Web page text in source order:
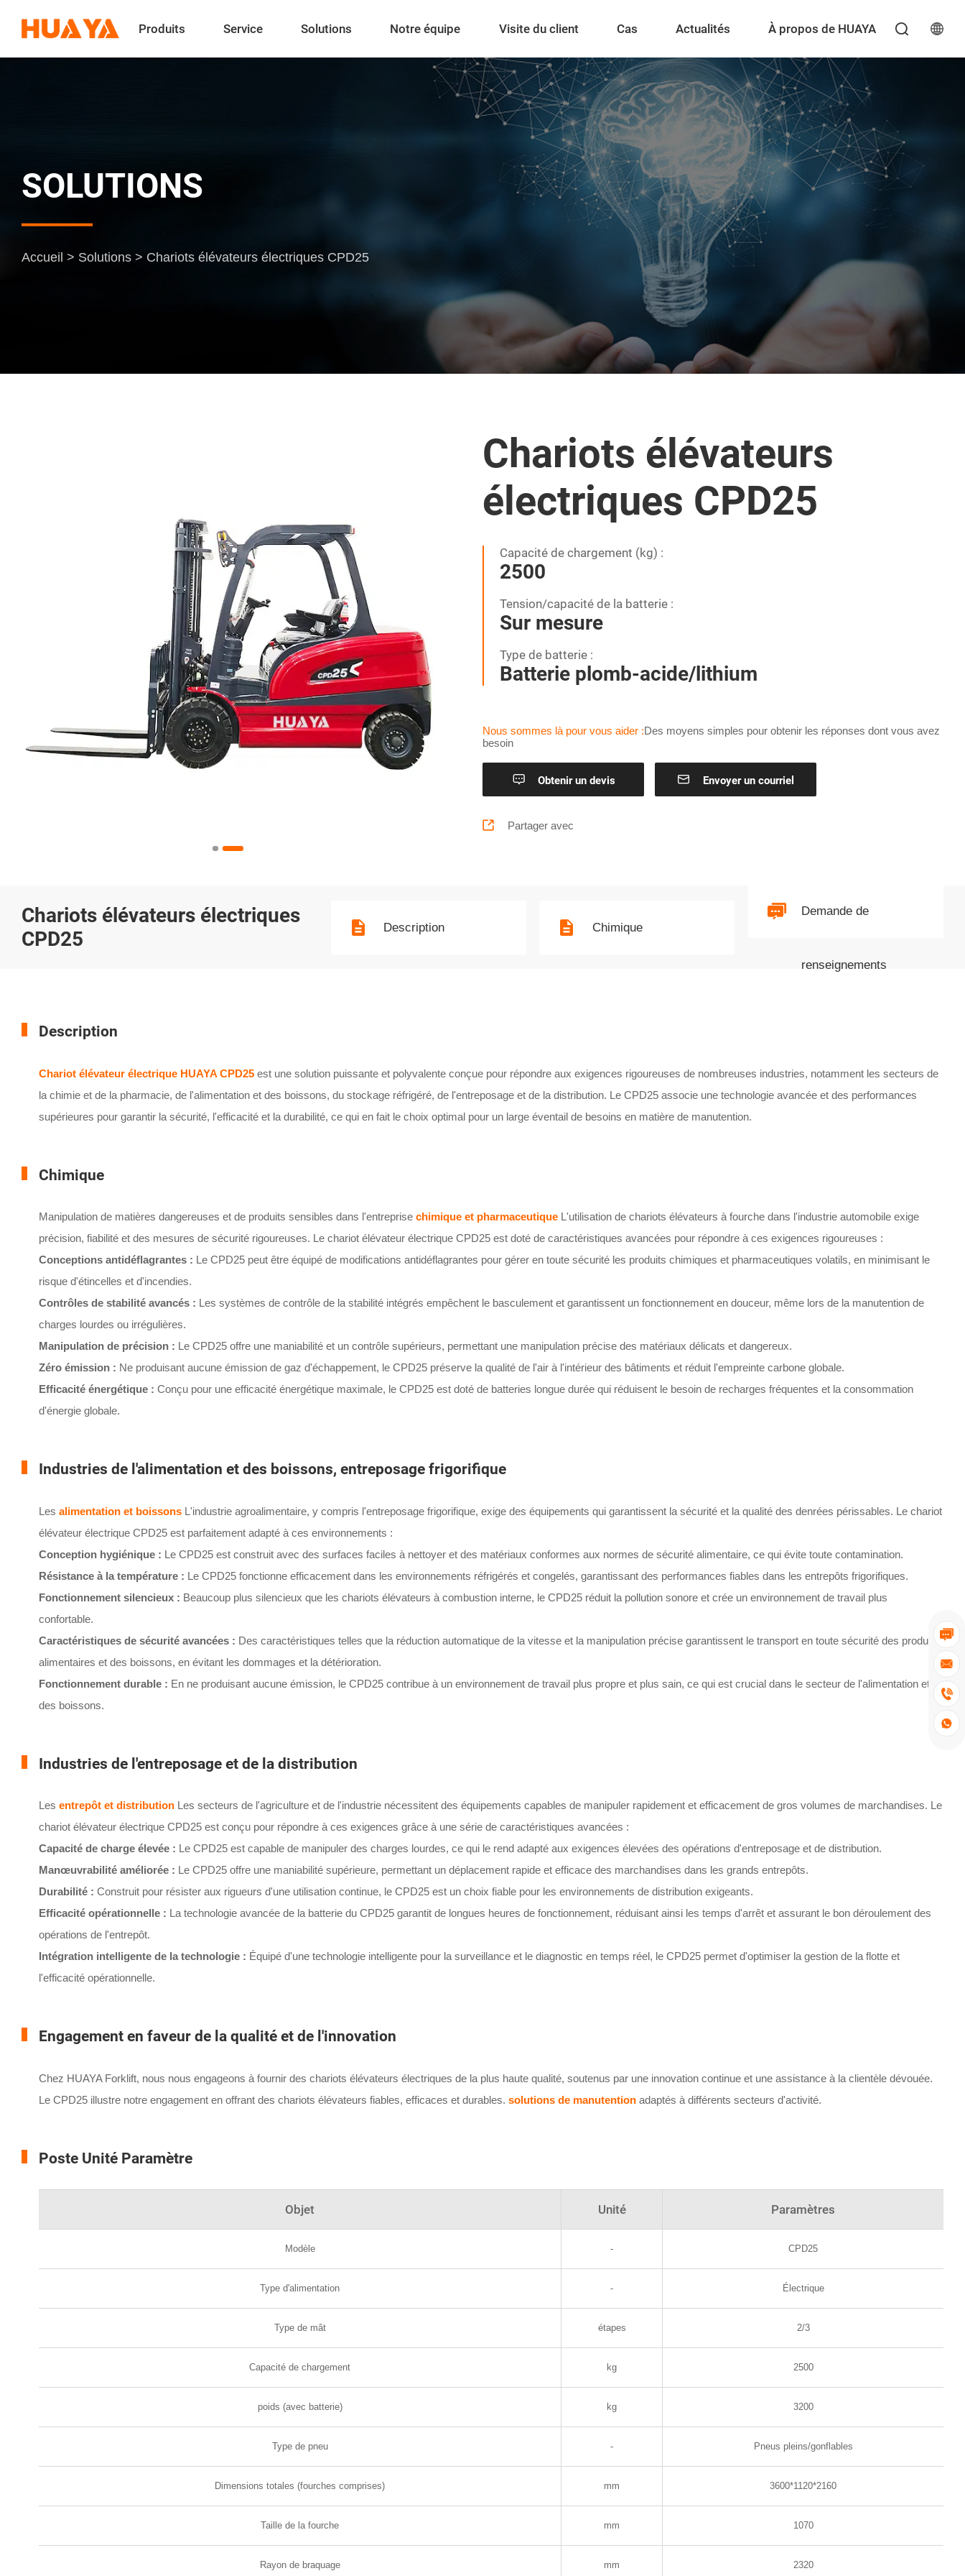
Produits Service Solutions Notre équipe Visite du client Cas Actualités À propos de HUAYA 




SOLUTIONS
Accueil > Solutions > Chariots élévateurs électriques CPD25
Chariots élévateurs
électriques CPD25
Capacité de chargement (kg) :
2500
Tension/capacité de la batterie :
Sur mesure
Type de batterie :
Batterie plomb-acide/lithium
Nous sommes là pour vous aider :Des moyens simples pour obtenir les réponses dont vous avez
besoin
 Obtenir un devis  Envoyer un courriel
 Partager avec
Chariots élévateurs électriques
CPD25
Description Chimique
Demande de
renseignements
Description
Chariot élévateur électrique HUAYA CPD25 est une solution puissante et polyvalente conçue pour répondre aux exigences rigoureuses de nombreuses industries, notamment les secteurs de
la chimie et de la pharmacie, de l'alimentation et des boissons, du stockage réfrigéré, de l'entreposage et de la distribution. Le CPD25 associe une technologie avancée et des performances
supérieures pour garantir la sécurité, l'efficacité et la durabilité, ce qui en fait le choix optimal pour un large éventail de besoins en matière de manutention.
Chimique
Manipulation de matières dangereuses et de produits sensibles dans l'entreprise chimique et pharmaceutique L'utilisation de chariots élévateurs à fourche dans l'industrie automobile exige
précision, fiabilité et des mesures de sécurité rigoureuses. Le chariot élévateur électrique CPD25 est doté de caractéristiques avancées pour répondre à ces exigences rigoureuses :
Conceptions antidéflagrantes : Le CPD25 peut être équipé de modifications antidéflagrantes pour gérer en toute sécurité les produits chimiques et pharmaceutiques volatils, en minimisant le
risque d'étincelles et d'incendies.
Contrôles de stabilité avancés : Les systèmes de contrôle de la stabilité intégrés empêchent le basculement et garantissent un fonctionnement en douceur, même lors de la manutention de
charges lourdes ou irrégulières.
Manipulation de précision : Le CPD25 offre une maniabilité et un contrôle supérieurs, permettant une manipulation précise des matériaux délicats et dangereux.
Zéro émission : Ne produisant aucune émission de gaz d'échappement, le CPD25 préserve la qualité de l'air à l'intérieur des bâtiments et réduit l'empreinte carbone globale.
Efficacité énergétique : Conçu pour une efficacité énergétique maximale, le CPD25 est doté de batteries longue durée qui réduisent le besoin de recharges fréquentes et la consommation
d'énergie globale.
Industries de l'alimentation et des boissons, entreposage frigorifique
Les alimentation et boissons L'industrie agroalimentaire, y compris l'entreposage frigorifique, exige des équipements qui garantissent la sécurité et la qualité des denrées périssables. Le chariot
élévateur électrique CPD25 est parfaitement adapté à ces environnements :
Conception hygiénique : Le CPD25 est construit avec des surfaces faciles à nettoyer et des matériaux conformes aux normes de sécurité alimentaire, ce qui évite toute contamination.
Résistance à la température : Le CPD25 fonctionne efficacement dans les environnements réfrigérés et congelés, garantissant des performances fiables dans les entrepôts frigorifiques.
Fonctionnement silencieux : Beaucoup plus silencieux que les chariots élévateurs à combustion interne, le CPD25 réduit la pollution sonore et crée un environnement de travail plus
confortable.
Caractéristiques de sécurité avancées : Des caractéristiques telles que la réduction automatique de la vitesse et la manipulation précise garantissent le transport en toute sécurité des produits
alimentaires et des boissons, en évitant les dommages et la détérioration.
Fonctionnement durable : En ne produisant aucune émission, le CPD25 contribue à un environnement de travail plus propre et plus sain, ce qui est crucial dans le secteur de l'alimentation et
des boissons.
Industries de l'entreposage et de la distribution
Les entrepôt et distribution Les secteurs de l'agriculture et de l'industrie nécessitent des équipements capables de manipuler rapidement et efficacement de gros volumes de marchandises. Le
chariot élévateur électrique CPD25 est conçu pour répondre à ces exigences grâce à une série de caractéristiques avancées :
Capacité de charge élevée : Le CPD25 est capable de manipuler des charges lourdes, ce qui le rend adapté aux exigences élevées des opérations d'entreposage et de distribution.
Manœuvrabilité améliorée : Le CPD25 offre une maniabilité supérieure, permettant un déplacement rapide et efficace des marchandises dans les grands entrepôts.
Durabilité : Construit pour résister aux rigueurs d'une utilisation continue, le CPD25 est un choix fiable pour les environnements de distribution exigeants.
Efficacité opérationnelle : La technologie avancée de la batterie du CPD25 garantit de longues heures de fonctionnement, réduisant ainsi les temps d'arrêt et assurant le bon déroulement des
opérations de l'entrepôt.
Intégration intelligente de la technologie : Équipé d'une technologie intelligente pour la surveillance et le diagnostic en temps réel, le CPD25 permet d'optimiser la gestion de la flotte et
l'efficacité opérationnelle.
Engagement en faveur de la qualité et de l'innovation
Chez HUAYA Forklift, nous nous engageons à fournir des chariots élévateurs électriques de la plus haute qualité, soutenus par une innovation continue et une assistance à la clientèle dévouée.
Le CPD25 illustre notre engagement en offrant des chariots élévateurs fiables, efficaces et durables. solutions de manutention adaptés à différents secteurs d'activité.
Poste Unité Paramètre
Objet Unité Paramètres
Modèle - CPD25
Type d'alimentation - Électrique
Type de mât étapes 2/3
Capacité de chargement kg 2500
poids (avec batterie) kg 3200
Type de pneu - Pneus pleins/gonflables
Dimensions totales (fourches comprises) mm 3600*1120*2160
Taille de la fourche mm 1070
Rayon de braquage mm 2320